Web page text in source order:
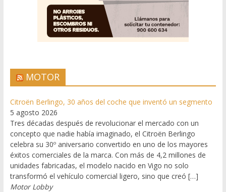
MOTOR
Citroën Berlingo, 30 años del coche que inventó un segmento
5 agosto 2026
Tres décadas después de revolucionar el mercado con un
concepto que nadie había imaginado, el Citroën Berlingo
celebra su 30º aniversario convertido en uno de los mayores
éxitos comerciales de la marca. Con más de 4,2 millones de
unidades fabricadas, el modelo nacido en Vigo no solo
transformó el vehículo comercial ligero, sino que creó […]
Motor Lobby